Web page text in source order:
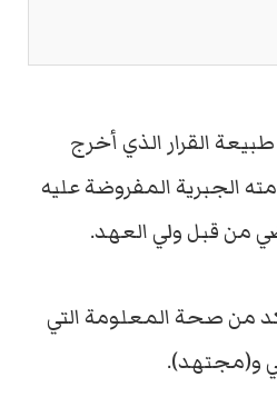
القرار الذي أخرج
الجبرية المفروضة عليه
من قبل ولي العهد.
من صحة المعلومة التي
و(مجتهد).